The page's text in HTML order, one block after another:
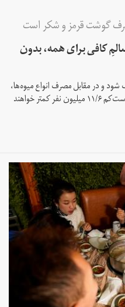
گوشت قرمز و شکر است
کافی برای همه، بدون
و در مقابل مصرف انواع میوه‌ها،
سبزیجات و مغزیجات بیشتر شود، سالانه دست‌کم ۱۱/۶ میلیون نفر کمتر خواهند